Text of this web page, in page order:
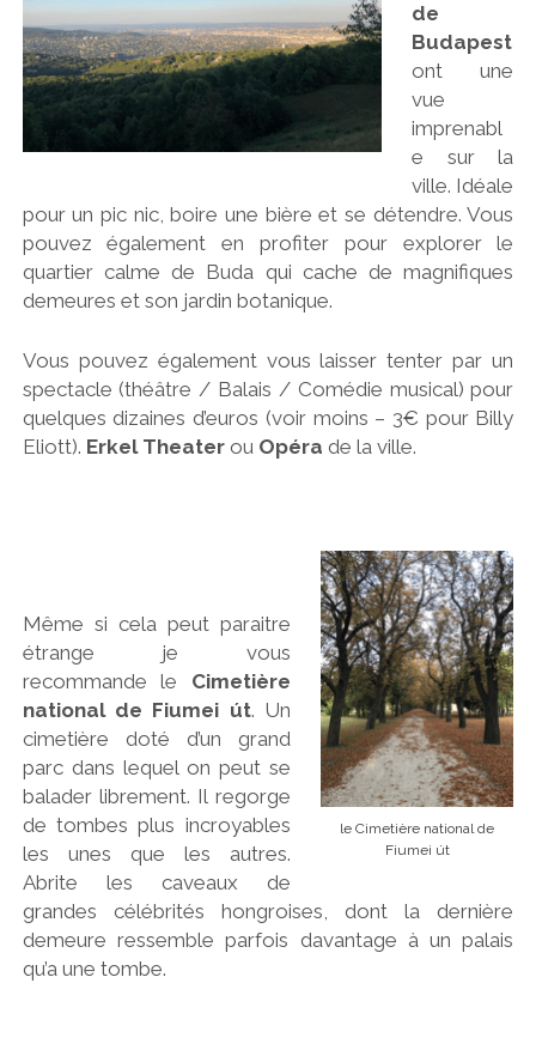
de
Budapest
ont une
vue
imprenabl
e sur la
ville. Idéale
pour un pic nic, boire une bière et se détendre. Vous
pouvez également en profiter pour explorer le
quartier calme de Buda qui cache de magnifiques
demeures et son jardin botanique.
Vous pouvez également vous laisser tenter par un
spectacle (théâtre / Balais / Comédie musical) pour
quelques dizaines d’euros (voir moins – 3€ pour Billy
Eliott). Erkel Theaterou Opéra de la ville.
le Cimetière national de
Fiumei út
Même si cela peut paraitre
étrange je vous
recommande le Cimetière
national de Fiumei út. Un
cimetière doté d’un grand
parc dans lequel on peut se
balader librement. Il regorge
de tombes plus incroyables
les unes que les autres.
Abrite les caveaux de
grandes célébrités hongroises, dont la dernière
demeure ressemble parfois davantage à un palais
qu’a une tombe.